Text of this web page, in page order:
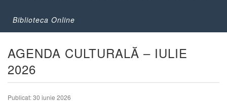
Biblioteca Online
AGENDA CULTURALĂ – IULIE
2026
Publicat: 30 iunie 2026